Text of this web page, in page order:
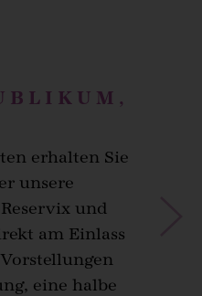
erhalten Sie
unsere
und
am Einlass
eine halbe